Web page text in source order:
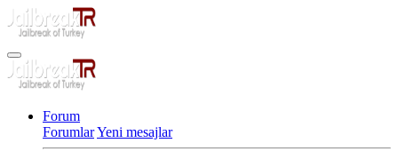
Forum
ForumlarYeni mesajlar